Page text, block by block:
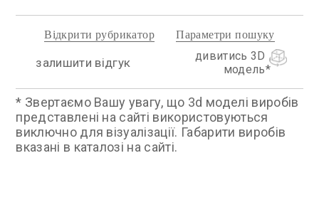
залишити відгук
дивитись 3D
модель
Відкрити рубрикатор Параметри пошуку
* Звертаємо Вашу увагу, що 3d моделі виробів
представлені на сайті використовуються
виключно для візуалізації. Габарити виробів
вказані в каталозі на сайті.